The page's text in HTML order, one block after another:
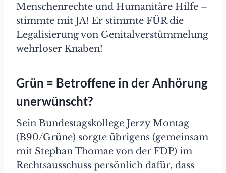
Menschenrechte und Humanitäre Hilfe –
stimmte mit JA! Er stimmte FÜR die
Legalisierung von Genitalverstümmelung
wehrloser Knaben!
Grün = Betroffene in der Anhörung
unerwünscht?
Sein Bundestagskollege Jerzy Montag
(B90/Grüne) sorgte übrigens (gemeinsam
mit Stephan Thomae von der FDP) im
Rechtsausschuss persönlich dafür, dass